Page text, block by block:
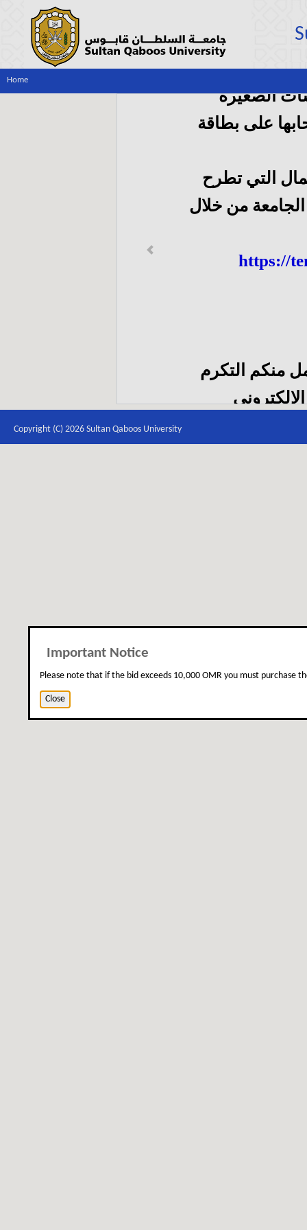
Home
الصغيرة
على بطاقة
التي تطرح
من خلال
https://
منكم التكرم
Previous
Important Notice
Please note that if the bid exceeds 10,000 OMR you must purchase
Close
Copyright (C) 2026 Sultan Qaboos University